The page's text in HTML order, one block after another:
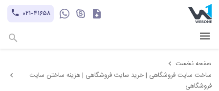
۰۲۱-۴۱۶۵۸
+۹۸-۹۳۰۲۱۲۱۱۰۱
hayatechsocial
کاتالوگ
صفحه نخست
ساخت سایت فروشگاهی | خرید سایت فروشگاهی | هزینه ساختن سایت
فروشگاهی